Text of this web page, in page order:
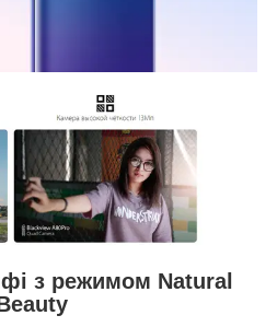
з режимом Natural